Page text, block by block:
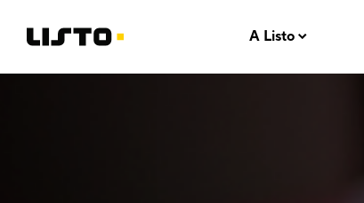
A Listo